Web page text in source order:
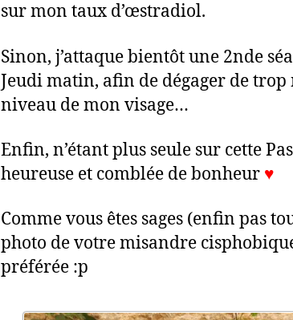
sur mon taux d’œstradiol.
Sinon, j’attaque bientôt une 2nde
Jeudi matin, afin de dégager de
niveau de mon visage…
Enfin, n’étant plus seule sur cette
heureuse et comblée de bonheur ♥︎
Comme vous êtes sages (enfin pas
photo de votre misandre
préférée :p